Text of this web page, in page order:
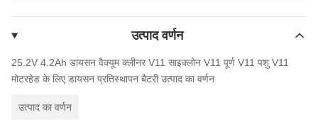
उत्पाद वर्णन
25.2V 4.2Ah डायसन वैक्यूम क्लीनर V11 साइक्लोन V11 पूर्ण V11 पशु V11
मोटरहेड के लिए डायसन प्रतिस्थापन बैटरी उत्पाद का वर्णन
उत्पाद का वर्णन